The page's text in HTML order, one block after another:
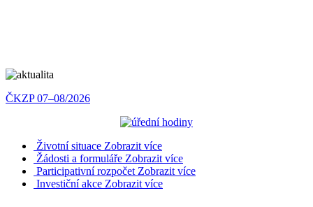
ČKZP 07–08/2026
Životní situace Zobrazit více
Žádosti a formuláře Zobrazit více
Participativní rozpočet Zobrazit více
Investiční akce Zobrazit více